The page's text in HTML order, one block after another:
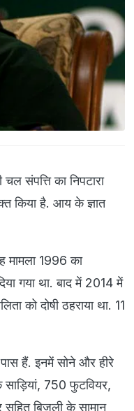
संपत्ति का निपटारा
किया है. आय के ज्ञात
मामला 1996 का
गया था. बाद में 2014 में
को दोषी ठहराया था. 11
हैं. इनमें सोने और हीरे
750 फुटवियर,
बिजली के सामान